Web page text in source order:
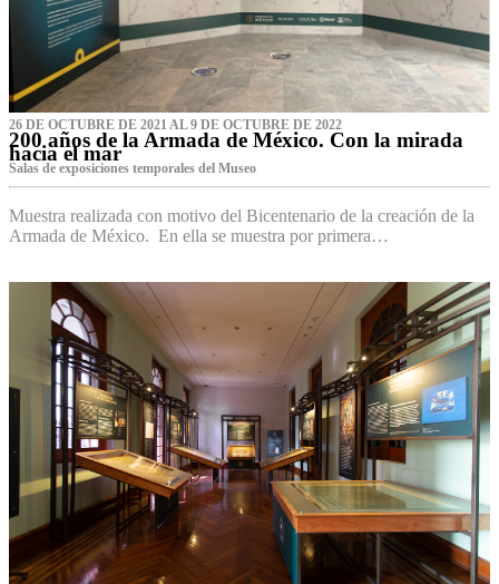
26 DE OCTUBRE DE 2021 AL 9 DE OCTUBRE DE 2022
200 años de la Armada de México. Con la mirada
hacia el mar
Salas de exposiciones temporales del Museo‌
Muestra realizada con motivo del Bicentenario de la creación de la
Armada de México. En ella se muestra por primera…